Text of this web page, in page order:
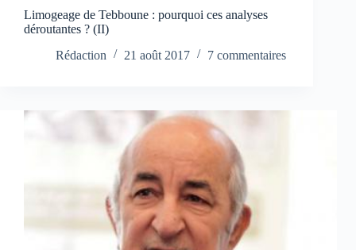
Limogeage de Tebboune : pourquoi ces analyses
déroutantes ? (II)
Rédaction
21 août 2017 7 commentaires